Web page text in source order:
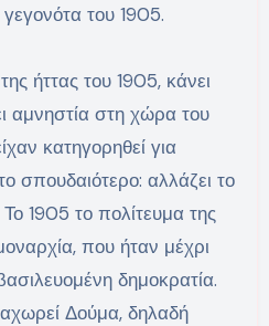
του 1905.
ήττας του 1905, κάνει
αμνηστία στη χώρα του
κατηγορηθεί για
σπουδαιότερο: αλλάζει το
1905 το πολίτευμα της
που ήταν μέχρι
δημοκρατία.
Δούμα, δηλαδή